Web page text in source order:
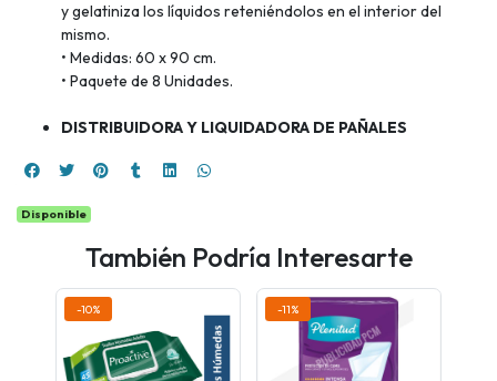
y gelatiniza los líquidos reteniéndolos en el interior del
mismo.
• Medidas: 60 x 90 cm.
• Paquete de 8 Unidades.
DISTRIBUIDORA Y LIQUIDADORA DE PAÑALES
Disponible
También Podría Interesarte
-10% -11%